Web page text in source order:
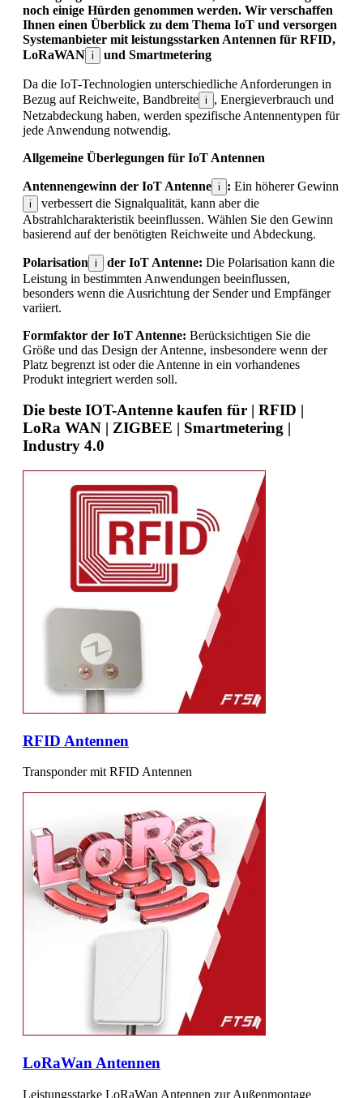
noch einige Hürden genommen werden. Wir verschaffen
Ihnen einen Überblick zu dem Thema IoT und versorgen
Systemanbieter mit leistungsstarken Antennen für RFID,
LoRaWAN i und Smartmetering
Da die IoT-Technologien unterschiedliche Anforderungen in
Bezug auf Reichweite, Bandbreite i
, Energieverbrauch und
Netzabdeckung haben, werden spezifische Antennentypen für
jede Anwendung notwendig.
Allgemeine Überlegungen für IoT Antennen
Antennengewinn der IoT Antenne i : Ein höherer Gewinn
i
verbessert die Signalqualität, kann aber die
Abstrahlcharakteristik beeinflussen. Wählen Sie den Gewinn
basierend auf der benötigten Reichweite und Abdeckung.
Polarisation i der IoT Antenne: Die Polarisation kann die
Leistung in bestimmten Anwendungen beeinflussen,
besonders wenn die Ausrichtung der Sender und Empfänger
variiert.
Formfaktor der IoT Antenne: Berücksichtigen Sie die
Größe und das Design der Antenne, insbesondere wenn der
Platz begrenzt ist oder die Antenne in ein vorhandenes
Produkt integriert werden soll.
Die beste IOT-Antenne kaufen für | RFID |
LoRa WAN | ZIGBEE | Smartmetering |
Industry 4.0
RFID Antennen
Transponder mit RFID Antennen
LoRaWan Antennen
Leistungsstarke LoRaWan Antennen zur Außenmontage